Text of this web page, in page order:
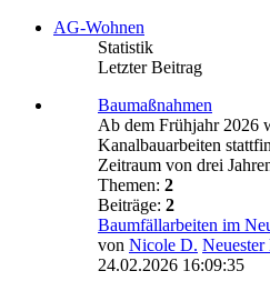
AG-Wohnen
Statistik
Letzter Beitrag
Baumaßnahmen
Ab dem Frühjahr 2026
Kanalbauarbeiten
Zeitraum von drei
Themen: 2
Beiträge: 2
Baumfällarbeiten im
von Nicole D. Neuester
24.02.2026 16:09:35